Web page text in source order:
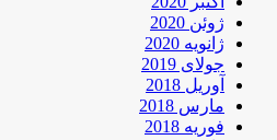
ژوئن 2020
ژانویه 2020
جولای 2019
آوریل 2018
مارس 2018
فوریه 2018